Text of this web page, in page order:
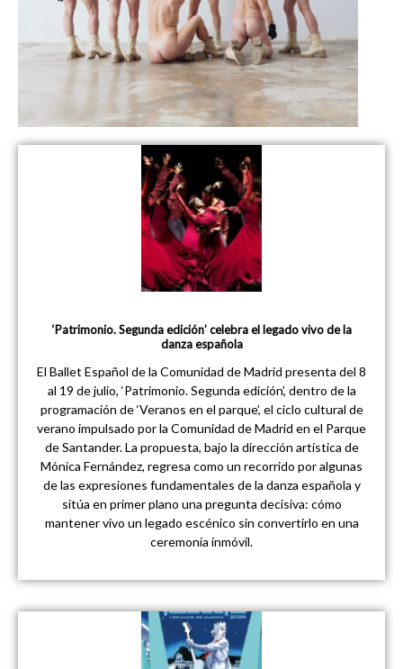
‘Patrimonio. Segunda edición’ celebra el legado vivo de la
danza española
El Ballet Español de la Comunidad de Madrid presenta del 8
al 19 de julio, ‘Patrimonio. Segunda edición’, dentro de la
programación de ‘Veranos en el parque’, el ciclo cultural de
verano impulsado por la Comunidad de Madrid en el Parque
de Santander. La propuesta, bajo la dirección artística de
Mónica Fernández, regresa como un recorrido por algunas
de las expresiones fundamentales de la danza española y
sitúa en primer plano una pregunta decisiva: cómo
mantener vivo un legado escénico sin convertirlo en una
ceremonia inmóvil.